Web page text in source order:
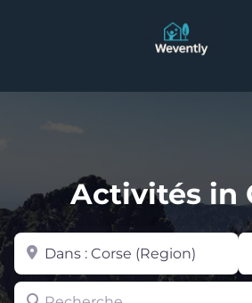
Activités in
Recherche
Zone